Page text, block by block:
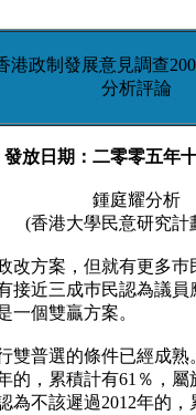
港政制發展意見調查
分析評論
發放日期：二零零五年
鍾庭耀分析
(香港大學民意研究計
改方案，但就有更多
接近三成巿民認為議
一個雙贏方案。
雙普選的條件已經成
的，累積計有61％，
為不該遲過2012年的